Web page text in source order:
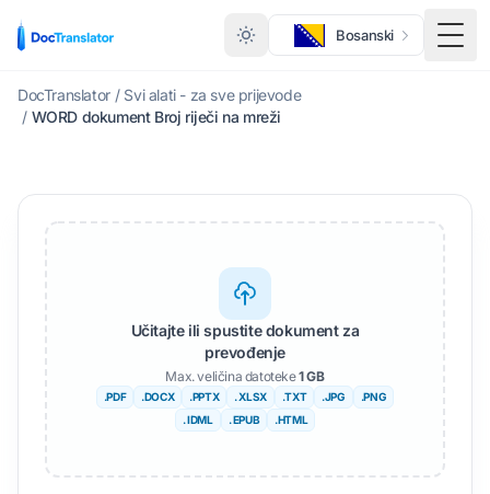
Bosanski
DocTranslator / Svi alati - za sve prijevode
/ WORD dokument Broj riječi na mreži
Učitajte ili spustite dokument za
prevođenje
Max. veličina datoteke1 GB
.PDF .DOCX .PPTX . XLSX .TXT .JPG
.PNG
. IDML
. EPUB .HTML